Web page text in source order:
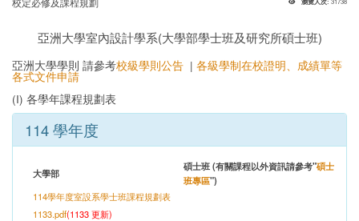
瀏覽人次:
校定必修及課程規劃
亞洲大學室內設計學系(大學部學士班及研究所碩士班)
亞洲大學學則 請參考校級學則公告 | 各級學制在校證明、成績單等
各式文件申請
(I) 各學年課程規劃表
114 學年度
大學部
碩士班 (有關課程以外資訊請參考"碩士
班專區")
114學年度室設系學士班課程規劃表
1133.pdf(1133 更新)